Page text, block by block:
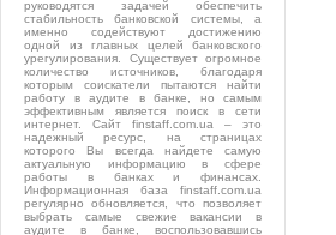
руководятся задачей обеспечить
стабильность банковской системы, а
именно содействуют достижению
одной из главных целей банковского
урегулирования. Существует огромное
количество источников, благодаря
которым соискатели пытаются найти
работу в аудите в банке, но самым
эффективным является поиск в сети
интернет. Сайт finstaff.com.ua – это
надежный ресурс, на страницах
которого Вы всегда найдете самую
актуальную информацию в сфере
работы в банках и финансах.
Информационная база finstaff.com.ua
регулярно обновляется, что позволяет
выбрать самые свежие вакансии в
аудите в банке, воспользовавшись